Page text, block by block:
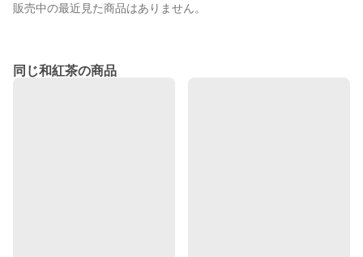
販売中の最近見た商品はありません。
同じ和紅茶の商品